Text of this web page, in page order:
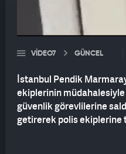
VIDEO7 GÜNCEL
İstanbul Pendik
ekiplerinin müdahalesiyle
güvenlik görevlilerine
getirerek polis ekiplerine